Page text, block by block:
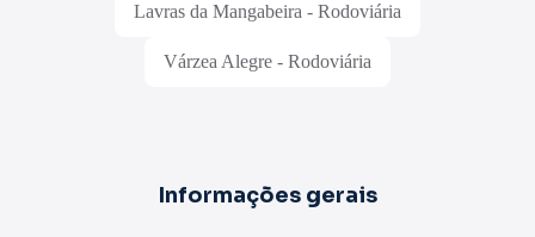
Lavras da Mangabeira - Rodoviária
Várzea Alegre - Rodoviária
Informações gerais